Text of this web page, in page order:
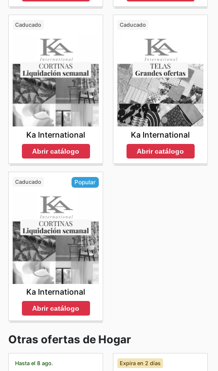
Caducado
Ka International
Abrir catálogo
Caducado
Ka International
Abrir catálogo
Caducado Popular
Ka International
Abrir catálogo
Otras ofertas de Hogar
Hasta el 8 ago. Expira en 2 días